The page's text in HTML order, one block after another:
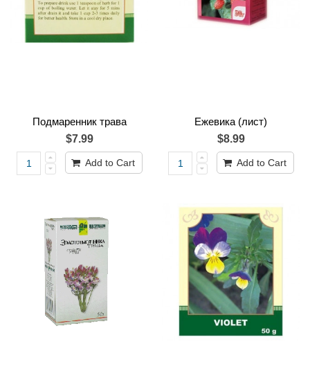
Подмаренник трава
$7.99
Add to Cart
Ежевика (лист)
$8.99
Add to Cart